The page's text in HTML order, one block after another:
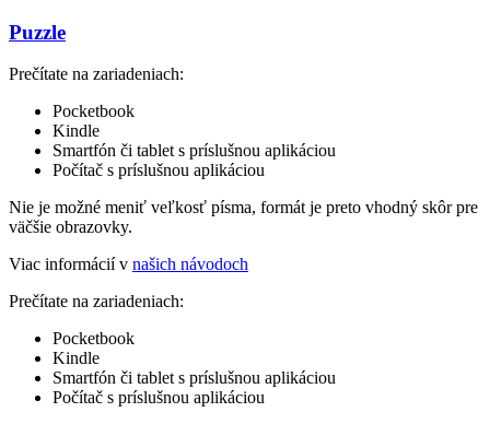
Puzzle
Prečítate na zariadeniach:
Pocketbook
Kindle
Smartfón či tablet s príslušnou aplikáciou
Počítač s príslušnou aplikáciou
Nie je možné meniť veľkosť písma, formát je preto vhodný skôr pre
väčšie obrazovky.
Viac informácií v našich návodoch
Prečítate na zariadeniach:
Pocketbook
Kindle
Smartfón či tablet s príslušnou aplikáciou
Počítač s príslušnou aplikáciou